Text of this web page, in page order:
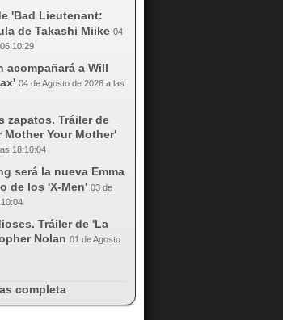
'Bad Lieutenant:
de Takashi Miike 04
acompañará a Will
04 de Agosto de 2026 a las
zapatos. Tráiler de
Mother Your Mother'
18:10:04
será la nueva Emma
de los 'X-Men' 03 de
Tráiler de 'La
Nolan 01 de Agosto
completa